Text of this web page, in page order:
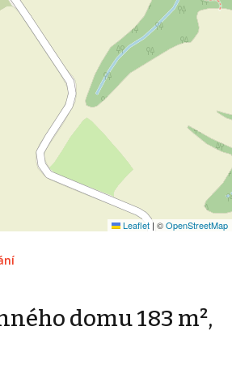
Leaflet | ©OpenStreetMap
domu 183 m²,